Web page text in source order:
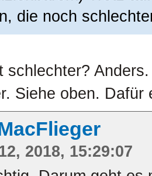
die noch
schlechter?
Siehe oben. Dafür
2018, 15:29:07